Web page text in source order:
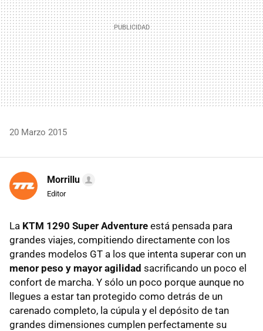
20 Marzo 2015
Morrillu
Editor
La KTM 1290 Super Adventure está pensada para
grandes viajes, compitiendo directamente con los
grandes modelos GT a los que intenta superar con un
menor peso y mayor agilidad sacrificando un poco el
confort de marcha. Y sólo un poco porque aunque no
llegues a estar tan protegido como detrás de un
carenado completo, la cúpula y el depósito de tan
grandes dimensiones cumplen perfectamente su